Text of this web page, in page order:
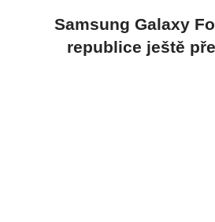
Samsung Galaxy
republice ještě